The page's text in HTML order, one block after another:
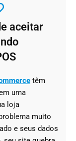
aceitar
têm
uma
loja
muito
e seus dados